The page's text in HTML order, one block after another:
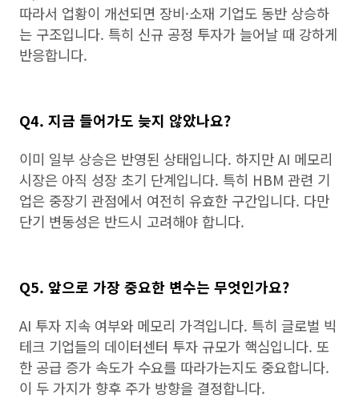
따라서 업황이 개선되면 장비·소재 기업도 동반 상승하
는 구조입니다. 특히 신규 공정 투자가 늘어날 때 강하게
반응합니다.
Q4. 지금 들어가도 늦지 않았나요?
이미 일부 상승은 반영된 상태입니다. 하지만 AI 메모리
시장은 아직 성장 초기 단계입니다. 특히 HBM 관련 기
업은 중장기 관점에서 여전히 유효한 구간입니다. 다만
단기 변동성은 반드시 고려해야 합니다.
Q5. 앞으로 가장 중요한 변수는 무엇인가요?
AI 투자 지속 여부와 메모리 가격입니다. 특히 글로벌 빅
테크 기업들의 데이터센터 투자 규모가 핵심입니다. 또
한 공급 증가 속도가 수요를 따라가는지도 중요합니다.
이 두 가지가 향후 주가 방향을 결정합니다.